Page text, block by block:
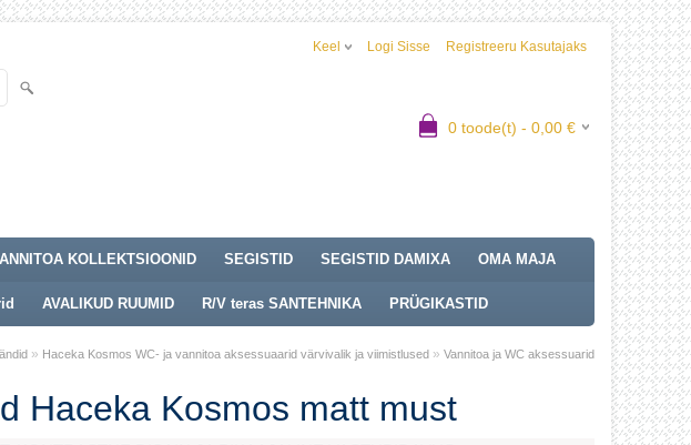
Keel Logi Sisse Registreeru Kasutajaks
0 toode(t) - 0,00 €
KOLLEKTSIOONID SEGISTID SEGISTID DAMIXA OMA MAJA
AVALIKUD RUUMID R/V teras SANTEHNIKA PRÜGIKASTID
» Haceka Kosmos WC- ja vannitoa aksessuaarid värvivalik ja viimistlused » Vannitoa ja WC aksessuarid
Haceka Kosmos matt must